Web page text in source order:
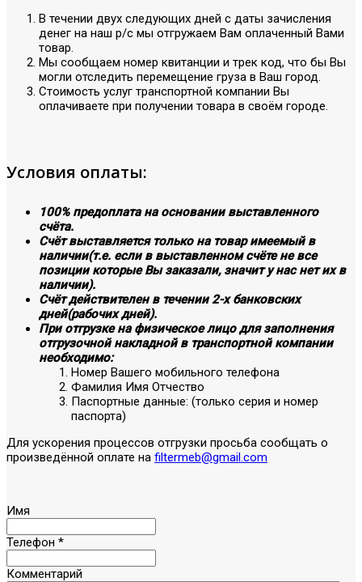
В течении двух следующих дней с даты зачисления
денег на наш р/с мы отгружаем Вам оплаченный Вами
товар.
Мы сообщаем номер квитанции и трек код, что бы Вы
могли отследить перемещение груза в Ваш город.
Стоимость услуг транспортной компании Вы
оплачиваете при получении товара в своём городе.
Условия оплаты:
100% предоплата на основании выставленного
счёта.
Счёт выставляется только на товар имеемый в
наличии(т.е. если в выставленном счёте не все
позиции которые Вы заказали, значит у нас нет их в
наличии).
Счёт действителен в течении 2-х банковских
дней(рабочих дней).
При отгрузке на физическое лицо для заполнения
отгрузочной накладной в транспортной компании
необходимо:
Номер Вашего мобильного телефона
Фамилия Имя Отчество
Паспортные данные: (только серия и номер
паспорта)
Для ускорения процессов отгрузки просьба сообщать о
произведённой оплате на filtermeb@gmail.com
Имя
Телефон *
Комментарий